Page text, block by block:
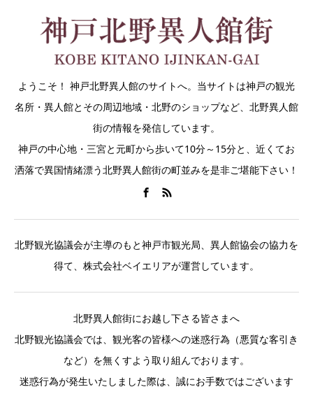
ようこそ！ 神戸北野異人館のサイトへ。当サイトは神戸の観光
名所・異人館とその周辺地域・北野のショップなど、北野異人館
街の情報を発信しています。
神戸の中心地・三宮と元町から歩いて10分～15分と、近くてお
洒落で異国情緒漂う北野異人館街の町並みを是非ご堪能下さい！
北野観光協議会が主導のもと神戸市観光局、異人館協会の協力を
得て、株式会社ベイエリアが運営しています。
北野異人館街にお越し下さる皆さまへ
北野観光協議会では、観光客の皆様への迷惑行為（悪質な客引き
など）を無くすよう取り組んでおります。
迷惑行為が発生いたしました際は、誠にお手数ではございます